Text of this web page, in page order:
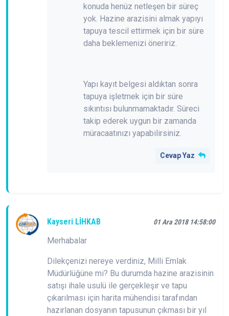
konuda henüz netleşen bir süreç
yok. Hazine arazisini almak yapıyı
tapuya tescil ettirmek için bir süre
daha beklemenizi öneririz.
Yapı kayıt belgesi aldıktan sonra
tapuya işletmek için bir süre
sıkıntısı bulunmamaktadır. Süreci
takip ederek uygun bir zamanda
müracaatınızı yapabilirsiniz.
Cevap Yaz
Kayseri LİHKAB 01 Ara 2018 14:58:00
Merhabalar
Dilekçenizi nereye verdiniz, Milli Emlak
Müdürlüğüne mi? Bu durumda hazine arazisinin
satışı ihale usulü ile gerçekleşir ve tapu
çıkarılması için harita mühendisi tarafından
hazırlanan dosyanın tapusunun çıkması bir yıl